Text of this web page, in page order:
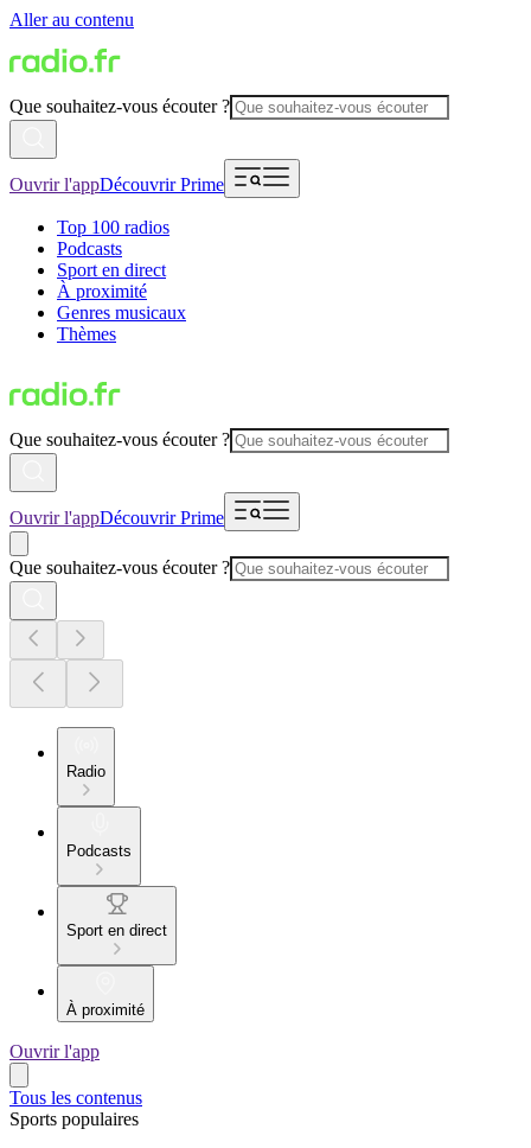
Aller au contenu
Que souhaitez-vous écouter ?
Ouvrir l'appDécouvrir Prime
Top 100 radios
Podcasts
Sport en direct
À proximité
Genres musicaux
Thèmes
Que souhaitez-vous écouter ?
Ouvrir l'appDécouvrir Prime
Que souhaitez-vous écouter ?
Radio
Podcasts
Sport en direct
À proximité
Ouvrir l'app
Tous les contenus
Sports populaires